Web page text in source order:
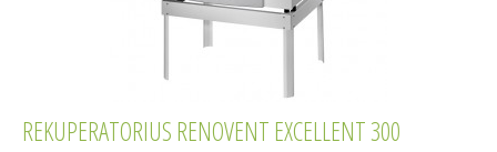
REKUPERATORIUS RENOVENT EXCELLENT 300